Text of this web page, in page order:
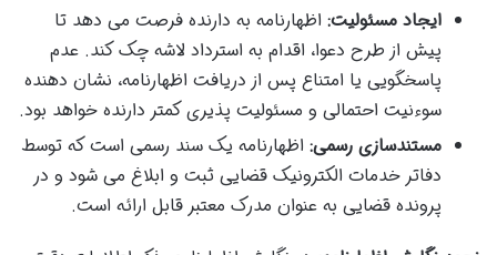
ایجاد مسئولیت: اظهارنامه به دارنده فرصت می دهد تا
پیش از طرح دعوا، اقدام به استرداد لاشه چک کند. عدم
پاسخگویی یا امتناع پس از دریافت اظهارنامه، نشان دهنده
سوءنیت احتمالی و مسئولیت پذیری کمتر دارنده خواهد بود.
مستندسازی رسمی: اظهارنامه یک سند رسمی است که توسط
دفاتر خدمات الکترونیک قضایی ثبت و ابلاغ می شود و در
پرونده قضایی به عنوان مدرک معتبر قابل ارائه است.